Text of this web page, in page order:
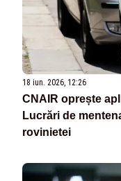
18 iun. 2026, 12:26
CNAIR oprește
Lucrări de
rovinietei